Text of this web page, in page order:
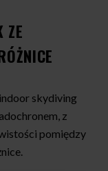
ZE
skydiving
z
pomiędzy